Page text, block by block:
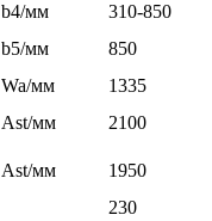
b4/мм
310-850
b5/мм
850
Wa/мм
1335
Ast/мм
2100
Ast/мм
1950
230